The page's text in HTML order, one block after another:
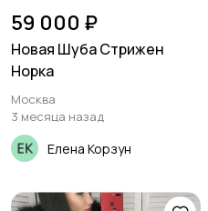
59 000 ₽
Новая Шуба Стрижен
Норка
Москва
3 месяца назад
Елена Корзун